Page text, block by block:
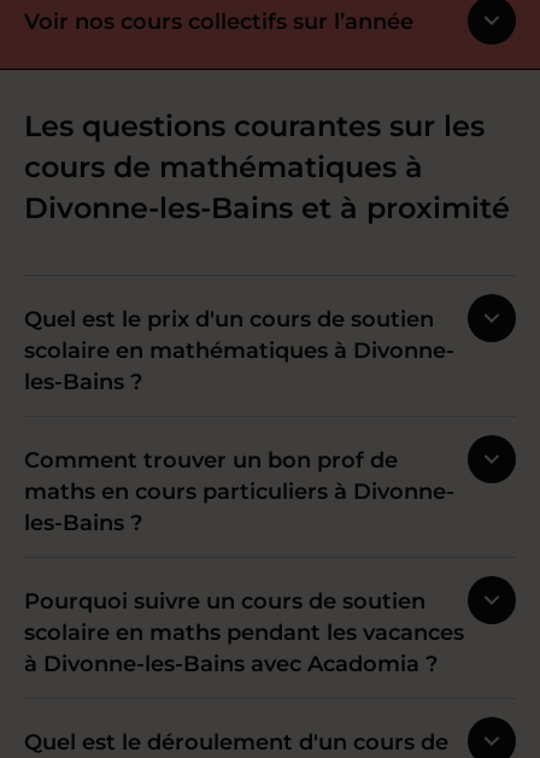
Voir nos cours collectifs sur l’année
Les questions courantes sur les
cours de mathématiques à
Divonne-les-Bains et à proximité
Quel est le prix d'un cours de soutien
scolaire en mathématiques à Divonne-
les-Bains ?
Comment trouver un bon prof de
maths en cours particuliers à Divonne-
les-Bains ?
Pourquoi suivre un cours de soutien
scolaire en maths pendant les vacances
à Divonne-les-Bains avec Acadomia ?
Quel est le déroulement d'un cours de